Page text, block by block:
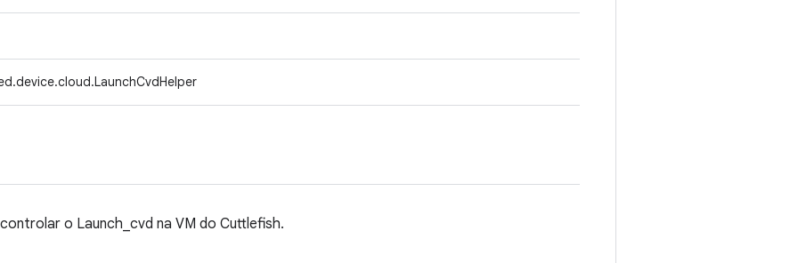
o Launch_cvd na VM do Cuttlefish.